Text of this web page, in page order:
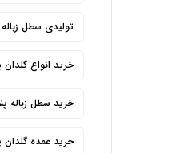
تولیدی سطل زباله
خرید انواع گلدان
خرید سطل زباله
خرید عمده گلدان